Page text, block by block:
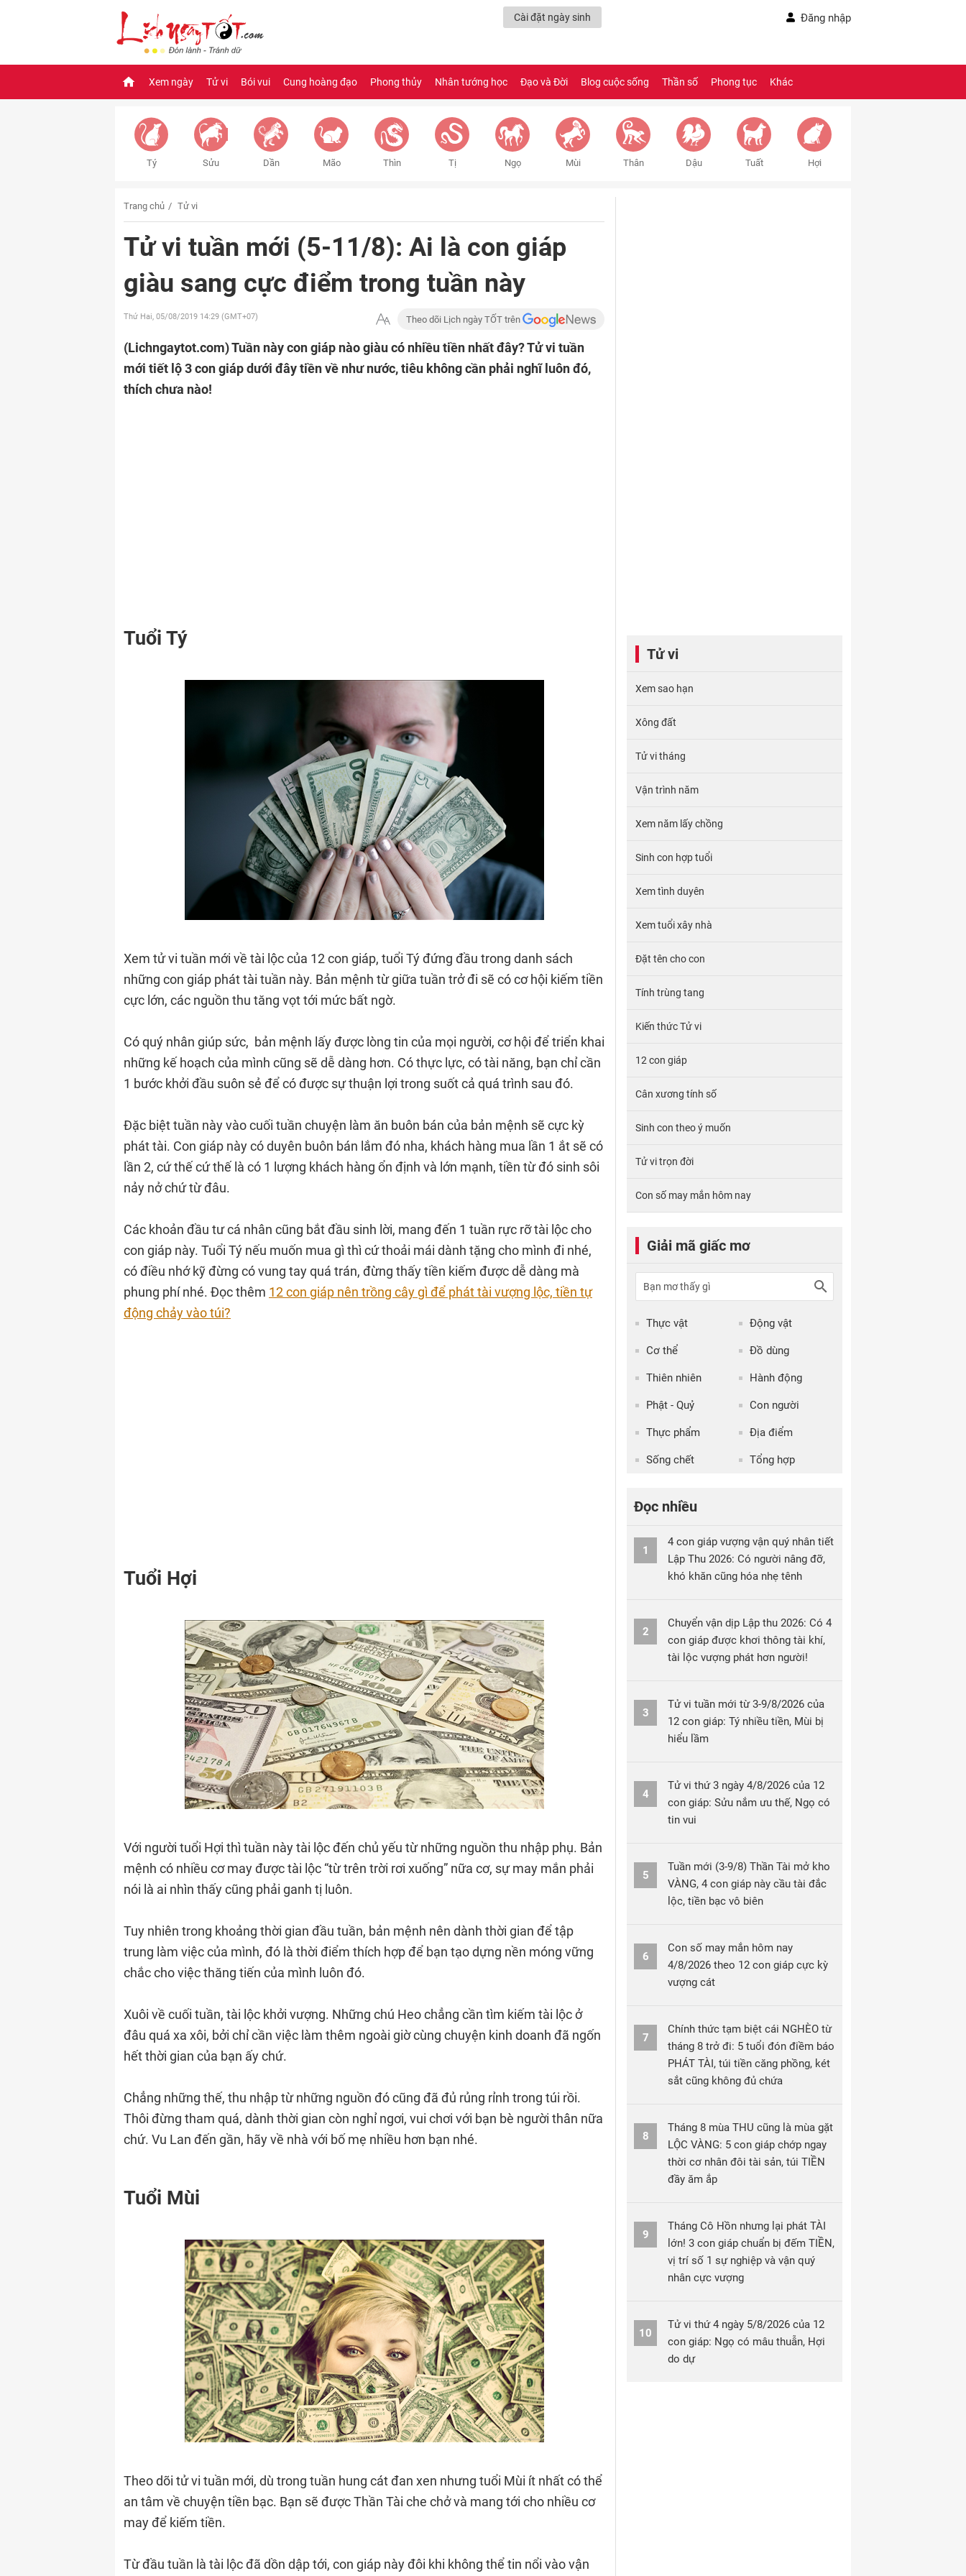
Cài đặt ngày sinh Đăng nhập
Xem ngày Tử vi Bói vui Cung hoàng đạo Phong thủy Nhân tướng học Đạo và Đời Blog cuộc sống Thần số Phong tục Khác
Tý Sửu Dần Mão Thìn Tị Ngọ Mùi Thân Dậu Tuất Hợi
Trang chủ Tử vi
Tử vi tuần mới (5-11/8): Ai là con giáp
giàu sang cực điểm trong tuần này
Thứ Hai, 05/08/2019 14:29 (GMT+07) Theo dõi Lịch ngày TỐT trên
(Lichngaytot.com)Tuần này con giáp nào giàu có nhiều tiền nhất đây? Tử vi tuần
mới tiết lộ 3 con giáp dưới đây tiền về như nước, tiêu không cần phải nghĩ luôn đó,
thích chưa nào!
Tuổi Tý
Xem tử vi tuần mới về tài lộc của 12 con giáp, tuổi Tý đứng đầu trong danh sách
những con giáp phát tài tuần này. Bản mệnh từ giữa tuần trở đi sẽ có cơ hội kiếm tiền
cực lớn, các nguồn thu tăng vọt tới mức bất ngờ.
Có quý nhân giúp sức, bản mệnh lấy được lòng tin của mọi người, cơ hội để triển khai
những kế hoạch của mình cũng sẽ dễ dàng hơn. Có thực lực, có tài năng, bạn chỉ cần
1 bước khởi đầu suôn sẻ để có được sự thuận lợi trong suốt cả quá trình sau đó.
Đặc biệt tuần này vào cuối tuần chuyện làm ăn buôn bán của bản mệnh sẽ cực kỳ
phát tài. Con giáp này có duyên buôn bán lắm đó nha, khách hàng mua lần 1 ắt sẽ có
lần 2, cứ thế cứ thế là có 1 lượng khách hàng ổn định và lớn mạnh, tiền từ đó sinh sôi
nảy nở chứ từ đâu.
Các khoản đầu tư cá nhân cũng bắt đầu sinh lời, mang đến 1 tuần rực rỡ tài lộc cho
con giáp này. Tuổi Tý nếu muốn mua gì thì cứ thoải mái dành tặng cho mình đi nhé,
có điều nhớ kỹ đừng có vung tay quá trán, đừng thấy tiền kiếm được dễ dàng mà
phung phí nhé. Đọc thêm 12 con giáp nên trồng cây gì để phát tài vượng lộc, tiền tự
động chảy vào túi?
Tuổi Hợi
Với người tuổi Hợi thì tuần này tài lộc đến chủ yếu từ những nguồn thu nhập phụ. Bản
mệnh có nhiều cơ may được tài lộc “từ trên trời rơi xuống” nữa cơ, sự may mắn phải
nói là ai nhìn thấy cũng phải ganh tị luôn.
Tuy nhiên trong khoảng thời gian đầu tuần, bản mệnh nên dành thời gian để tập
trung làm việc của mình, đó là thời điểm thích hợp để bạn tạo dựng nền móng vững
chắc cho việc thăng tiến của mình luôn đó.
Xuôi về cuối tuần, tài lộc khởi vượng. Những chú Heo chẳng cần tìm kiếm tài lộc ở
đâu quá xa xôi, bởi chỉ cần việc làm thêm ngoài giờ cùng chuyện kinh doanh đã ngốn
hết thời gian của bạn ấy chứ.
Chẳng những thế, thu nhập từ những nguồn đó cũng đã đủ rủng rỉnh trong túi rồi.
Thôi đừng tham quá, dành thời gian còn nghỉ ngơi, vui chơi với bạn bè người thân nữa
chứ. Vu Lan đến gần, hãy về nhà với bố mẹ nhiều hơn bạn nhé.
Tuổi Mùi
Theo dõi tử vi tuần mới, dù trong tuần hung cát đan xen nhưng tuổi Mùi ít nhất có thể
an tâm về chuyện tiền bạc. Bạn sẽ được Thần Tài che chở và mang tới cho nhiều cơ
may để kiếm tiền.
Từ đầu tuần là tài lộc đã dồn dập tới, con giáp này đôi khi không thể tin nổi vào vận
Tử vi
Xem sao hạn
Xông đất
Tử vi tháng
Vận trình năm
Xem năm lấy chồng
Sinh con hợp tuổi
Xem tình duyên
Xem tuổi xây nhà
Đặt tên cho con
Tính trùng tang
Kiến thức Tử vi
12 con giáp
Cân xương tính số
Sinh con theo ý muốn
Tử vi trọn đời
Con số may mắn hôm nay
Giải mã giấc mơ
Thực vật Động vật
Cơ thể Đồ dùng
Thiên nhiên Hành động
Phật - Quỷ Con người
Thực phẩm Địa điểm
Sống chết Tổng hợp
Đọc nhiều
1
4 con giáp vượng vận quý nhân tiết
Lập Thu 2026: Có người nâng đỡ,
khó khăn cũng hóa nhẹ tênh
2
Chuyển vận dịp Lập thu 2026: Có 4
con giáp được khơi thông tài khí,
tài lộc vượng phát hơn người!
3
Tử vi tuần mới từ 3-9/8/2026 của
12 con giáp: Tý nhiều tiền, Mùi bị
hiểu lầm
4
Tử vi thứ 3 ngày 4/8/2026 của 12
con giáp: Sửu nắm ưu thế, Ngọ có
tin vui
5
Tuần mới (3-9/8) Thần Tài mở kho
VÀNG, 4 con giáp này cầu tài đắc
lộc, tiền bạc vô biên
6
Con số may mắn hôm nay
4/8/2026 theo 12 con giáp cực kỳ
vượng cát
7
Chính thức tạm biệt cái NGHÈO từ
tháng 8 trở đi: 5 tuổi đón điềm báo
PHÁT TÀI, túi tiền căng phồng, két
sắt cũng không đủ chứa
8
Tháng 8 mùa THU cũng là mùa gặt
LỘC VÀNG: 5 con giáp chớp ngay
thời cơ nhân đôi tài sản, túi TIỀN
đầy ăm ắp
9
Tháng Cô Hồn nhưng lại phát TÀI
lớn! 3 con giáp chuẩn bị đếm TIỀN,
vị trí số 1 sự nghiệp và vận quý
nhân cực vượng
10
Tử vi thứ 4 ngày 5/8/2026 của 12
con giáp: Ngọ có mâu thuẫn, Hợi
do dự